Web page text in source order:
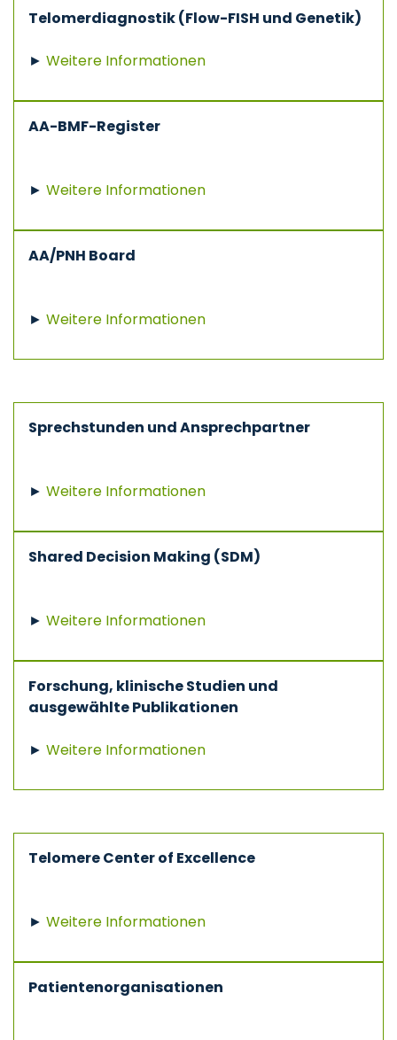
Telomerdiagnostik (Flow-FISH und Genetik)
► Weitere Informationen
AA-BMF-Register
► Weitere Informationen
AA/PNH Board
► Weitere Informationen
Sprechstunden und Ansprechpartner
► Weitere Informationen
Shared Decision Making (SDM)
► Weitere Informationen
Forschung, klinische Studien und
ausgewählte Publikationen
► Weitere Informationen
Telomere Center of Excellence
► Weitere Informationen
Patientenorganisationen